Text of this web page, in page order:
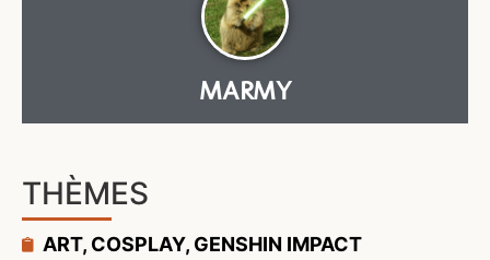
MARMY
THÈMES
ART, COSPLAY, GENSHIN IMPACT